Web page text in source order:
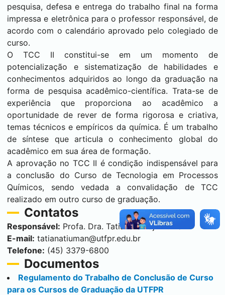
pesquisa, defesa e entrega do trabalho final na forma
impressa e eletrônica para o professor responsável, de
acordo com o calendário aprovado pelo colegiado de
curso.
O TCC II constitui-se em um momento de
potencialização e sistematização de habilidades e
conhecimentos adquiridos ao longo da graduação na
forma de pesquisa acadêmico-científica. Trata-se de
experiência que proporciona ao acadêmico a
oportunidade de rever de forma rigorosa e criativa,
temas técnicos e empíricos da química. É um trabalho
de síntese que articula o conhecimento global do
acadêmico em sua área de formação.
A aprovação no TCC II é condição indispensável para
a conclusão do Curso de Tecnologia em Processos
Químicos, sendo vedada a convalidação de TCC
realizado em outro curso de graduação.
Contatos
Responsável: Profa. Dra. Tatiana Shioji Tiuman
E-mail: tatianatiuman@utfpr.edu.br
Telefone: (45) 3379-6800
Documentos
Regulamento do Trabalho de Conclusão de Curso
para os Cursos de Graduação da UTFPR